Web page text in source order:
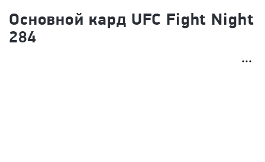
Основной кард UFC Fight Night
284